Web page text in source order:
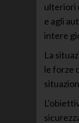
ulteriori
e agli
intere
La
le forze